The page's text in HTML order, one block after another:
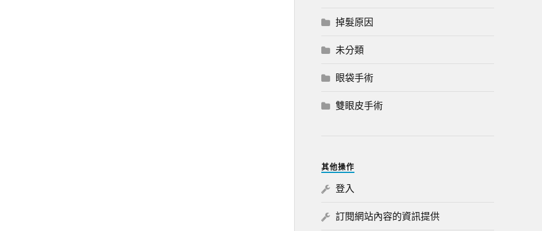
掉髮原因
未分類
眼袋手術
雙眼皮手術
其他操作
登入
訂閱網站內容的資訊提供